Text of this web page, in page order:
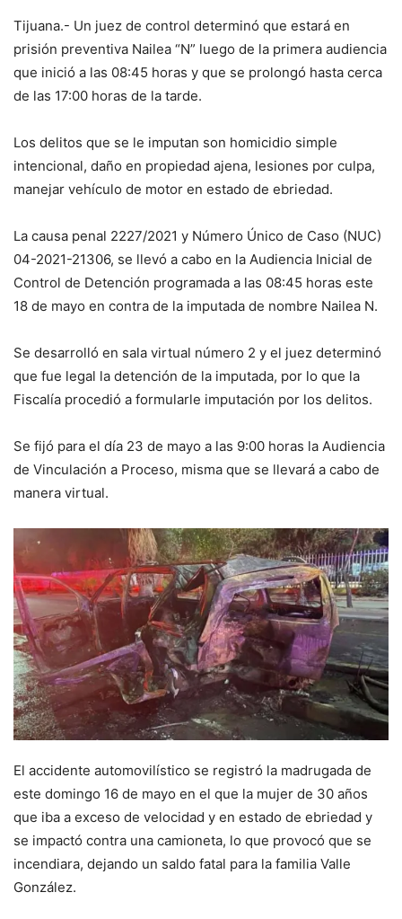
Tijuana.- Un juez de control determinó que estará en
prisión preventiva Nailea “N” luego de la primera audiencia
que inició a las 08:45 horas y que se prolongó hasta cerca
de las 17:00 horas de la tarde.
Los delitos que se le imputan son homicidio simple
intencional, daño en propiedad ajena, lesiones por culpa,
manejar vehículo de motor en estado de ebriedad.
La causa penal 2227/2021 y Número Único de Caso (NUC)
04-2021-21306, se llevó a cabo en la Audiencia Inicial de
Control de Detención programada a las 08:45 horas este
18 de mayo en contra de la imputada de nombre Nailea N.
Se desarrolló en sala virtual número 2 y el juez determinó
que fue legal la detención de la imputada, por lo que la
Fiscalía procedió a formularle imputación por los delitos.
Se fijó para el día 23 de mayo a las 9:00 horas la Audiencia
de Vinculación a Proceso, misma que se llevará a cabo de
manera virtual.
El accidente automovilístico se registró la madrugada de
este domingo 16 de mayo en el que la mujer de 30 años
que iba a exceso de velocidad y en estado de ebriedad y
se impactó contra una camioneta, lo que provocó que se
incendiara, dejando un saldo fatal para la familia Valle
González.